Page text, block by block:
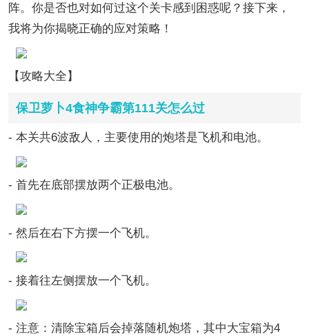
阵。你是否也对如何过这个关卡感到困惑呢？接下来，
我将为你揭晓正确的应对策略！
【攻略大全】
保卫萝卜4食神争霸第111关怎么过
- 本关共6波敌人，主要使用的炮塔是飞机和电池。
- 首先在底部摆放两个正极电池。
- 然后在右下方摆一个飞机。
- 接着往左侧摆放一个飞机。
- 注意：清除宝箱后会掉落随机炮塔，其中大宝箱为4